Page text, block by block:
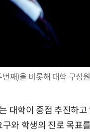
째)을 비롯해 대학 구성
대학이 중점 추진하
와 학생의 진로 목표